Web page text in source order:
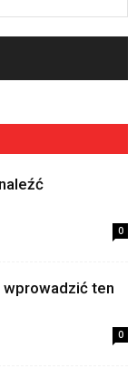
0
wprowadzić ten
0